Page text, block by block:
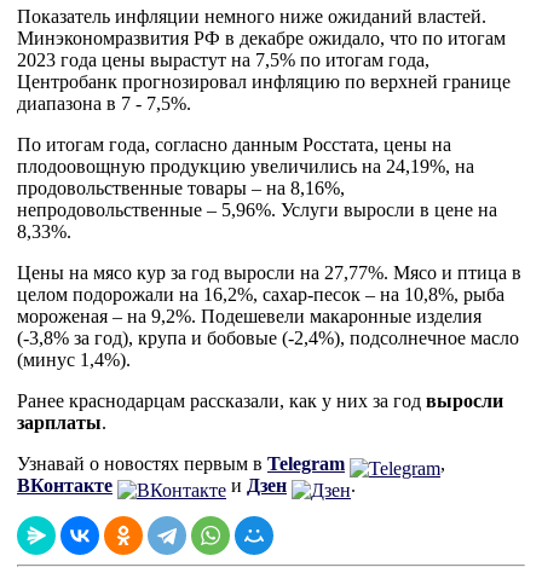
Показатель инфляции немного ниже ожиданий властей.
Минэкономразвития РФ в декабре ожидало, что по итогам
2023 года цены вырастут на 7,5% по итогам года,
Центробанк прогнозировал инфляцию по верхней границе
диапазона в 7 - 7,5%.
По итогам года, согласно данным Росстата, цены на
плодоовощную продукцию увеличились на 24,19%, на
продовольственные товары – на 8,16%,
непродовольственные – 5,96%. Услуги выросли в цене на
8,33%.
Цены на мясо кур за год выросли на 27,77%. Мясо и птица в
целом подорожали на 16,2%, сахар-песок – на 10,8%, рыба
мороженая – на 9,2%. Подешевели макаронные изделия
(-3,8% за год), крупа и бобовые (-2,4%), подсолнечное масло
(минус 1,4%).
Ранее краснодарцам рассказали, как у них за год выросли
зарплаты.
Узнавай о новостях первым в Telegram
,
ВКонтакте
и Дзен .